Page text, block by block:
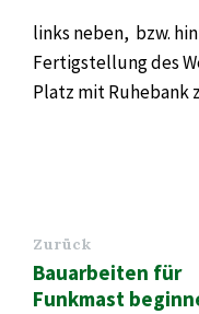
links neben, bzw.
Fertigstellung des
Platz mit Ruhebank
Zurück
Bauarbeiten für
Funkmast